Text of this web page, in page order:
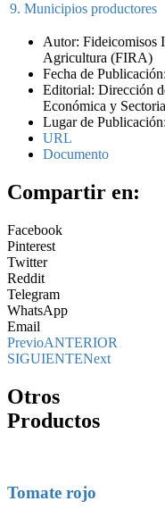
9. Municipios productores
Autor: Fideicomisos
Agricultura (FIRA)
Fecha de
Editorial: Dirección
Económica y
Lugar de
URL
Documento
Compartir en:
Facebook
Pinterest
Twitter
Reddit
Telegram
WhatsApp
Email
PrevioANTERIOR
SIGUIENTENext
Otros
Productos
Tomate rojo